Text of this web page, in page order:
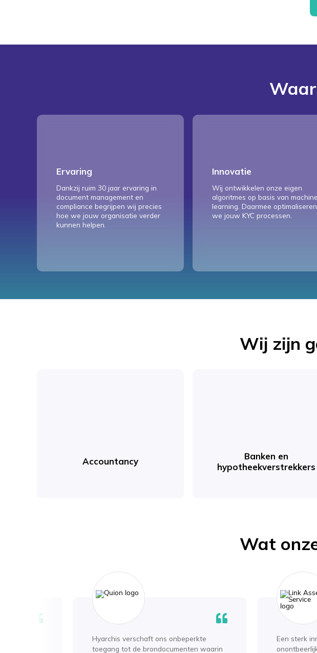
Ervaring
Dankzij ruim 30 jaar ervaring in
document management en
compliance begrijpen wij precies
hoe we jouw organisatie verder
kunnen helpen.
Innovatie
Wij ontwikkelen onze eigen
algoritmes op basis van machine
learning. Daarmee optimaliseren
we jouw KYC processen.
Wij zijn
Accountancy
Banken en
hypotheekverstrekkers
Wat
Hyarchis verschaft ons onbeperkte
toegang tot de brondocumenten waarin
Een sterk